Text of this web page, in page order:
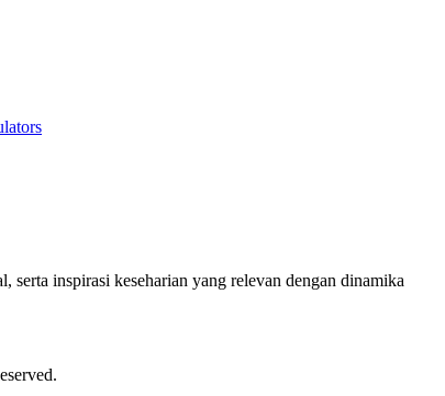
inspirasi keseharian yang relevan dengan dinamika